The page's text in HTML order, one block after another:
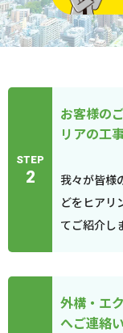
STEP
2
お客様の
リアの工
我々が皆様
どをヒアリ
てご紹介し
外構・エ
へご連絡